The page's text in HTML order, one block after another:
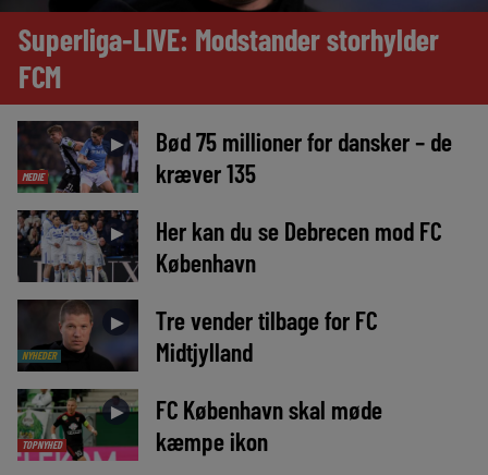
Superliga-LIVE: Modstander storhylder
FCM
MEDIE
►
Bød 75 millioner for dansker – de
kræver 135
►
Her kan du se Debrecen mod FC
København
NYHEDER
►
Tre vender tilbage for FC
Midtjylland
TOPNYHED
►
FC København skal møde
kæmpe ikon